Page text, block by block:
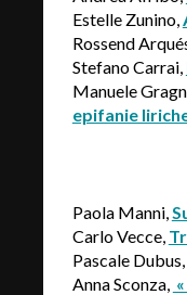
Estelle Zunino,
Rossend
Stefano Carrai,
Manuele
epifanie
Paola Manni,
Carlo Vecce,
Pascale Dubus,
Anna Sconza,